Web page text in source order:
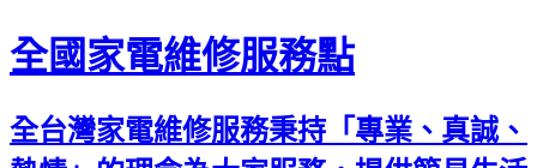
全國家電維修服務點
全台灣家電維修服務秉持「專業、真誠、